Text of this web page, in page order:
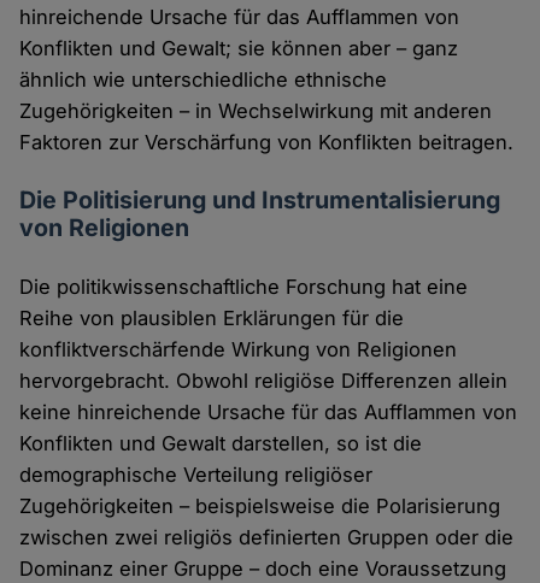
hinreichende Ursache für das Aufflammen von
Konflikten und Gewalt; sie können aber – ganz
ähnlich wie unterschiedliche ethnische
Zugehörigkeiten – in Wechselwirkung mit anderen
Faktoren zur Verschärfung von Konflikten beitragen.
Die Politisierung und Instrumentalisierung
von Religionen
Die politikwissenschaftliche Forschung hat eine
Reihe von plausiblen Erklärungen für die
konfliktverschärfende Wirkung von Religionen
hervorgebracht. Obwohl religiöse Differenzen allein
keine hinreichende Ursache für das Aufflammen von
Konflikten und Gewalt darstellen, so ist die
demographische Verteilung religiöser
Zugehörigkeiten – beispielsweise die Polarisierung
zwischen zwei religiös definierten Gruppen oder die
Dominanz einer Gruppe – doch eine Voraussetzung